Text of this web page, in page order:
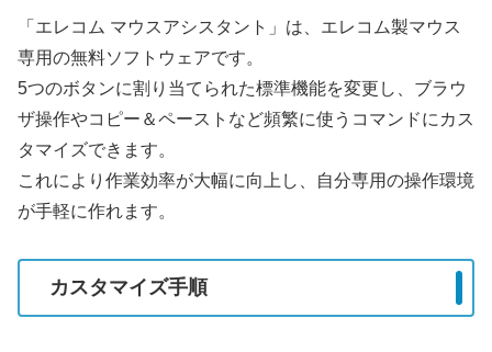
「エレコム マウスアシスタント」は、エレコム製マウス
専用の無料ソフトウェアです。
5つのボタンに割り当てられた標準機能を変更し、ブラウ
ザ操作やコピー＆ペーストなど頻繁に使うコマンドにカス
タマイズできます。
これにより作業効率が大幅に向上し、自分専用の操作環境
が手軽に作れます。
カスタマイズ手順